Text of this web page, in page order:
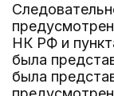
НК РФ и
была
была